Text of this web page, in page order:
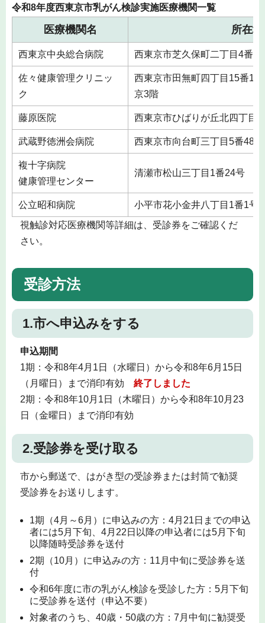
令和8年度西東京市乳がん検診実施医療機関一覧
医療機関名 所在地
西東京中央総合病院 西東京市芝久保町二丁目4番
佐々健康管理クリニッ
ク
西東京市田無町四丁目15番12
京3階
藤原医院 西東京市ひばりが丘北四丁目8
武蔵野徳洲会病院 西東京市向台町三丁目5番48号
複十字病院
健康管理センター
清瀬市松山三丁目1番24号
公立昭和病院
小平市花小金井八丁目1番1号
視触診対応医療機関等詳細は、受診券をご確認くだ
さい。
受診方法
1.市へ申込みをする
申込期間
1期：令和8年4月1日（水曜日）から令和8年6月15日
（月曜日）まで消印有効 終了しました
2期：令和8年10月1日（木曜日）から令和8年10月23
日（金曜日）まで消印有効
2.受診券を受け取る
市から郵送で、はがき型の受診券または封筒で勧奨
受診券をお送りします。
1期（4月～6月）に申込みの方：4月21日までの申込
者には5月下旬、4月22日以降の申込者には5月下旬
以降随時受診券を送付
2期（10月）に申込みの方：11月中旬に受診券を送
付
令和6年度に市の乳がん検診を受診した方：5月下旬
に受診券を送付（申込不要）
対象者のうち、40歳・50歳の方：7月中旬に勧奨受